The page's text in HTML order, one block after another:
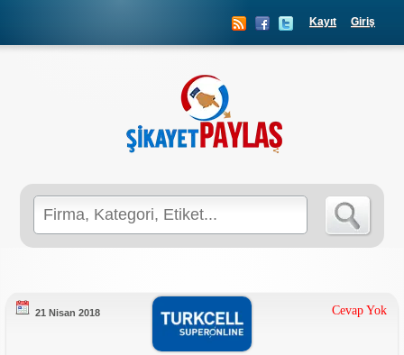
Kayıt Giriş
for:
21 Nisan 2018 Cevap Yok